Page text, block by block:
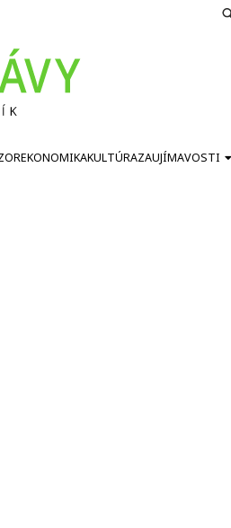
EKONOMIKAKULTÚRAZAUJÍMAVOSTI